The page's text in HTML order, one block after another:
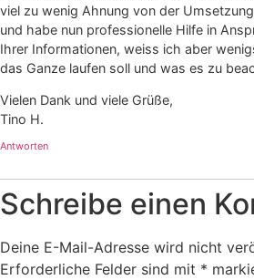
viel zu wenig Ahnung von der
und habe nun professionelle Hilfe in
Ihrer Informationen, weiss ich aber
das Ganze laufen soll und was es zu
Vielen Dank und viele Grüße,
Tino H.
Antworten
Schreibe einen
Deine E-Mail-Adresse wird nicht
Erforderliche Felder sind mit *